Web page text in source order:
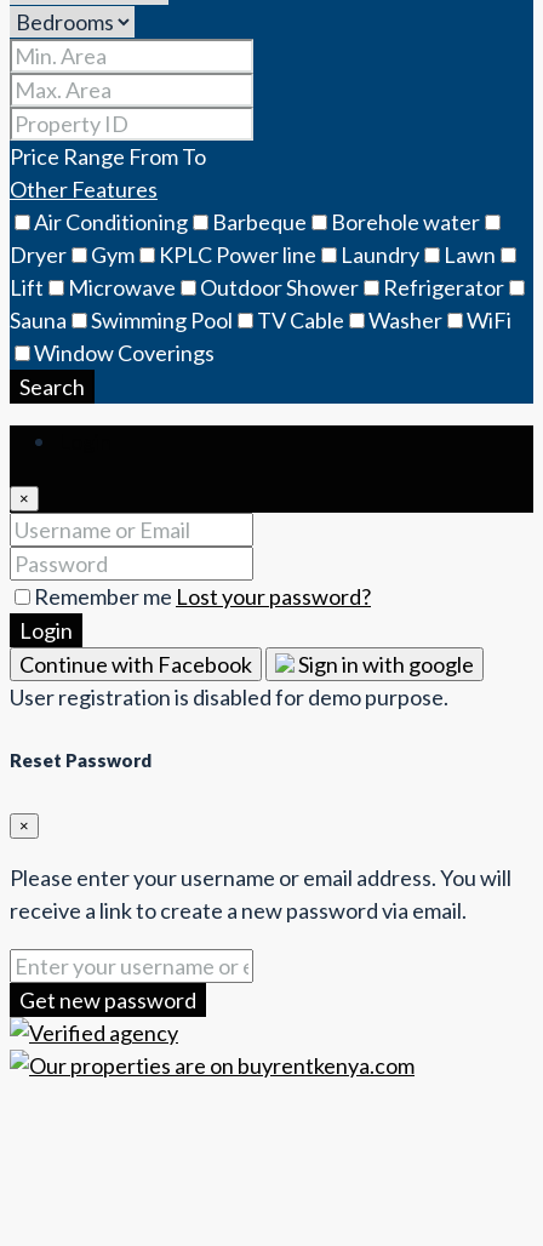
Price Range FromTo
Other Features
Air Conditioning
Barbeque
Borehole water
Dryer
Gym KPLC Power line Laundry
Lawn
Lift
Microwave Outdoor Shower
Refrigerator
Sauna
Swimming Pool TV Cable Washer
WiFi
Window Coverings
Search
×
Remember me Lost your password?
Login
Continue with Facebook
Sign in with google
User registration is disabled for demo purpose.
Reset Password
×
Please enter your username or email address. You will
receive a link to create a new password via email.
Get new password